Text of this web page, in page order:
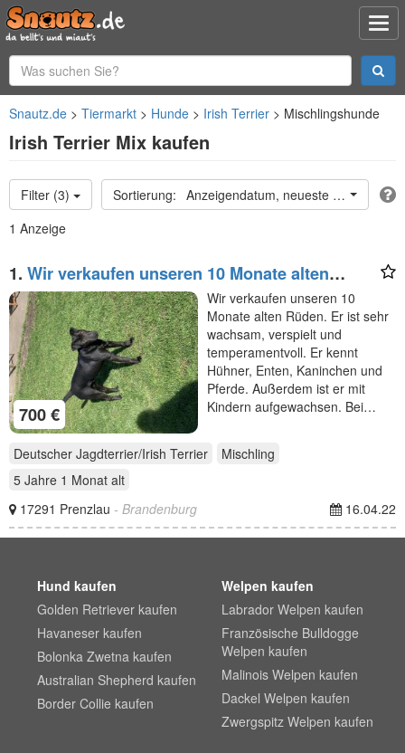
Snautz.de Tiermarkt Hunde Irish Terrier Mischlingshunde
Irish Terrier Mix kaufen
Filter (3)
Anzeigendatum, neueste oben
1 Anzeige
1. Wir verkaufen unseren 10 Monate alten
Rüden. Er ist
700 €
Wir verkaufen unseren 10
Monate alten Rüden. Er ist sehr
wachsam, verspielt und
temperamentvoll. Er kennt
Hühner, Enten, Kaninchen und
Pferde. Außerdem ist er mit
Kindern aufgewachsen. Bei…
Deutscher Jagdterrier/Irish Terrier
Mischling
5 Jahre 1 Monat alt
17291 Prenzlau - Brandenburg 16.04.22
Hund kaufen
Golden Retriever kaufen
Havaneser kaufen
Bolonka Zwetna kaufen
Australian Shepherd kaufen
Border Collie kaufen
Welpen kaufen
Labrador Welpen kaufen
Französische Bulldogge
Welpen kaufen
Malinois Welpen kaufen
Dackel Welpen kaufen
Zwergspitz Welpen kaufen